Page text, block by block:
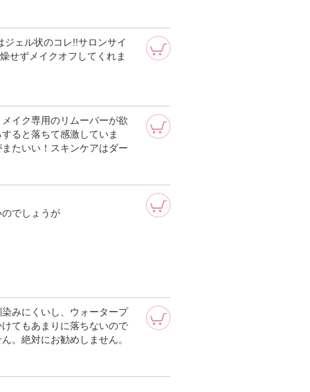
ェル状のコレ!!サロンサイ
せずメイクオフしてくれま
イク専用のリムーバーが欲
ると落ちて感激していま
たいい！スキンケアはダー
でしょうが
みにくいし、ウォータープ
てもあまりに落ちないので
。絶対にお勧めしません。